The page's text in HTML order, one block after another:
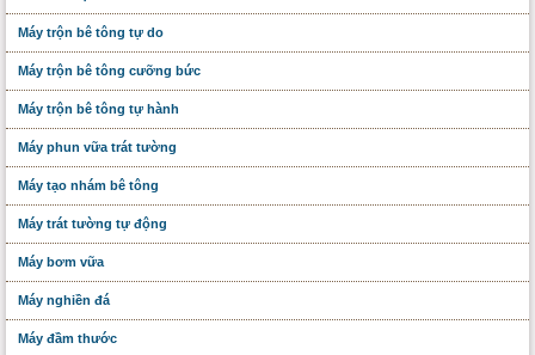
Máy trộn bê tông tự do
Máy trộn bê tông cưỡng bức
Máy trộn bê tông tự hành
Máy phun vữa trát tường
Máy tạo nhám bê tông
Máy trát tường tự động
Máy bơm vữa
Máy nghiền đá
Máy đầm thước